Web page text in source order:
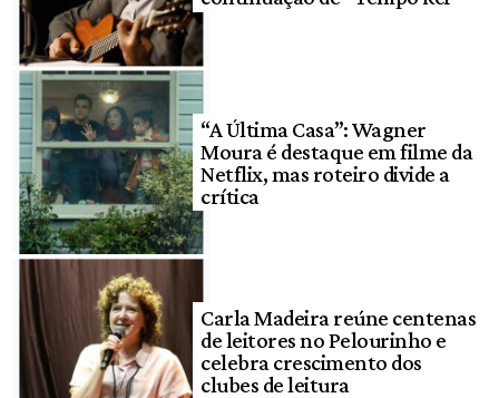
“A Última Casa”: Wagner
Moura é destaque em filme da
Netflix, mas roteiro divide a
crítica
Carla Madeira reúne centenas
de leitores no Pelourinho e
celebra crescimento dos
clubes de leitura